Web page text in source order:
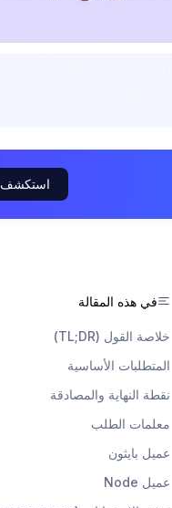
استكشف Apidog للمؤسسات
في هذه المقالة
خلاصة القول (TL;DR)
المتطلبات الأساسية
نقطة النهاية والمصادقة
معلمات الطلب
عميل بايثون
عميل Node